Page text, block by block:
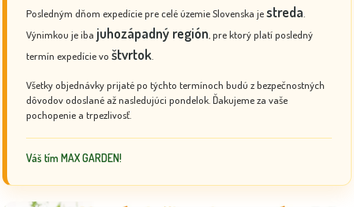
Posledným dňom expedície pre celé územie Slovenska jestreda
Výnimkou je iba juhozápadný región , pre ktorý platí posledný
termín expedície vo štvrtok
Všetky objednávky prijaté po týchto termínoch budú z bezpečnostných
dôvodov odoslané až nasledujúci pondelok. Ďakujeme za vaše
pochopenie a trpezlivosť.
Váš tím MAX GARDEN!